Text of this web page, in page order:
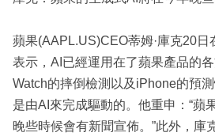
蘋果(AAPL.US)CEO蒂姆·庫克20
表示，AI已經運用在了蘋果產品的
Watch的摔倒檢測以及iPhone的預
是由AI來完成驅動的。他重申：“蘋
晚些時候會有新聞宣佈。”此外，庫